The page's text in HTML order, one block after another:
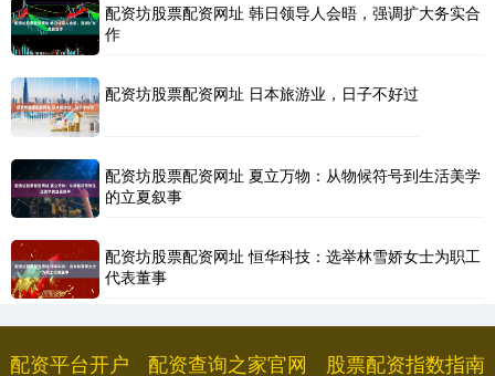
配资坊股票配资网址 韩日领导人会晤，强调扩大务实合
作
配资坊股票配资网址 日本旅游业，日子不好过
配资坊股票配资网址 夏立万物：从物候符号到生活美学
的立夏叙事
配资坊股票配资网址 恒华科技：选举林雪娇女士为职工
代表董事
配资平台开户 配资查询之家官网 股票配资指数指南